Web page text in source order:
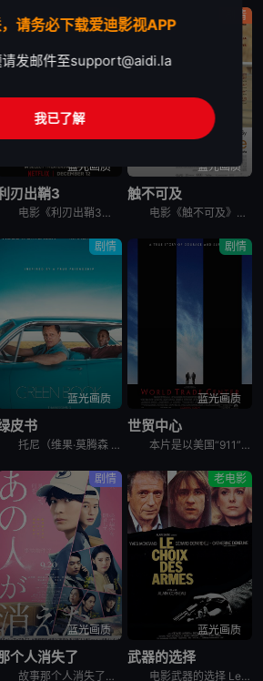
剧情
蓝光画质
刃出鞘3
电影《利刃出鞘3》讲述了：大侦探布兰科（丹尼尔·克雷格 饰）来到有着黑暗历史的小镇教会，与诚恳的年轻神父（乔什·奥康纳 饰）携手合作，调查一桩不可能的完美犯罪。
剧情
蓝光画质
触不可及
电影《触不可及》讲述了：因为一次跳伞事故，白人富翁菲利普Philippe（弗朗索瓦·克鲁塞 François Cluzet 饰）瘫痪在床，欲招聘一名全职陪护。由于薪酬高，应聘者云集，个个舌灿莲花，
剧情
蓝光画质
皮书
托尼（维果·莫腾森 Viggo Mortensen 饰）是一个吊儿郎当游手好闲的混混，在一家夜总会做侍者。这间夜总会因故要停业几个月，可托尼所要支付的房租和生活费不会因此取消，所以他的当务之急是去
剧情
蓝光画质
世贸中心
本片是以美国“911”事件为背景的灾难片，故事重现了当时那场突如其来的灾难。9月11日的一个美妙清晨，消防总署突然警铃大作，接到世贸中心遭到恐怖袭击而倒塌的消息后，消防警员约翰·迈克洛林（尼古拉斯
剧情
蓝光画质
个人消失了
故事那个人消失了发生在带有“人一个接一个消失”传说的公寓里，讲述了青年投递员丸子在每天出入公寓的过程中，偶然得知了可疑住户的“秘密”。以那一天为界，他被卷入了意想不到的大事件…
老电影
蓝光画质
武器的选择
电影武器的选择 Le choix des armes讲述了，一对囚犯Serge和Mickey越狱离开监狱之后却遭人伏击，这是他们不得不去到Serge的老朋友Noel那庇护。Mickey却有自己的想
请务必下载爱迪影视APP
发邮件至support@aidi.la
我已了解